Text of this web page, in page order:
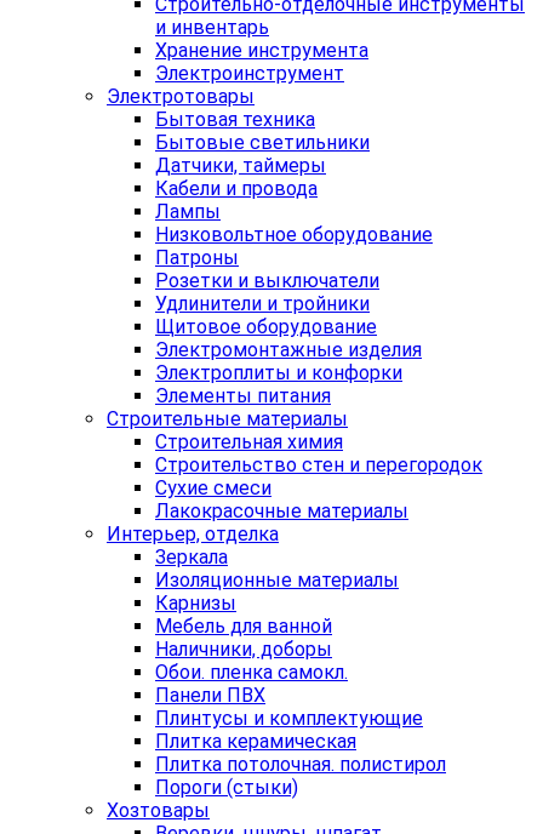
и инвентарь
Хранение инструмента
Электроинструмент
Электротовары
Бытовая техника
Бытовые светильники
Датчики, таймеры
Кабели и провода
Лампы
Низковольтное оборудование
Патроны
Розетки и выключатели
Удлинители и тройники
Щитовое оборудование
Электромонтажные изделия
Электроплиты и конфорки
Элементы питания
Строительные материалы
Строительная химия
Строительство стен и перегородок
Сухие смеси
Лакокрасочные материалы
Интерьер, отделка
Зеркала
Изоляционные материалы
Карнизы
Мебель для ванной
Наличники, доборы
Обои. пленка самокл.
Панели ПВХ
Плинтусы и комплектующие
Плитка керамическая
Плитка потолочная. полистирол
Пороги (стыки)
Хозтовары